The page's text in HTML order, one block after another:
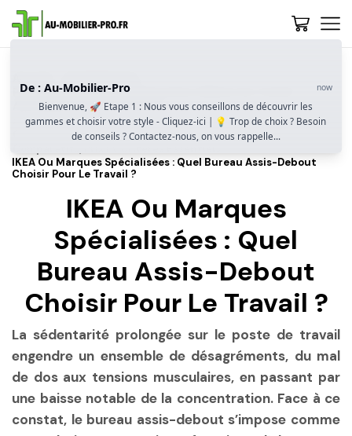
Pourquoi Adopter Un Bureau Assis-Debout Au Travail ?
Avantages, Choix Et Conseils
Comment Bien Acheter Son Bureau Assis-Debout ?
IKEA Ou Marques Spécialisées : Quel Bureau Assis-Debout
Choisir Pour Le Travail ?
IKEA Ou Marques
Spécialisées : Quel
Bureau Assis-Debout
Choisir Pour Le Travail ?
La sédentarité prolongée sur le poste de travail
engendre un ensemble de désagréments, du mal
de dos aux tensions musculaires, en passant par
une baisse notable de la concentration. Face à ce
constat, le bureau assis-debout s’impose comme
De : Au-Mobilier-Pro now
Bienvenue, 🚀 Etape 1 : Nous vous conseillons de découvrir les
gammes et choisir votre style - Cliquez-ici | 💡 Trop de choix ? Besoin
de conseils ? Contactez-nous, on vous rappelle...